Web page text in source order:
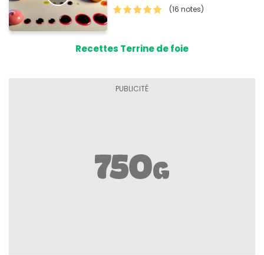
(16 notes)
Recettes Terrine de foie